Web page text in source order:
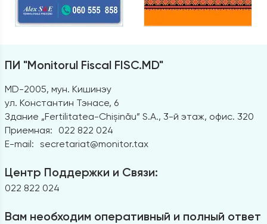
ПИ "Monitorul Fiscal FISC.MD"
MD-2005, мун. Кишинэу
ул. Константин Тэнасе, 6
Здание „Fertilitatea-Chișinău” S.A., 3-й этаж, офис. 320
Приемная:
022 822 024
E-mail: secretariat@monitor.tax
Центр Поддержки и Связи:
022 822 024
Вам необходим оперативный и полный ответ